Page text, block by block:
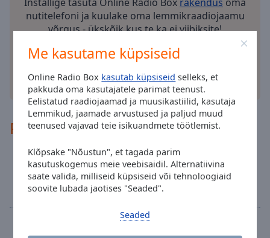
Me kasutame küpsiseid
Online Radio Box kasutab küpsiseid selleks, et
pakkuda oma kasutajatele parimat teenust.
Eelistatud raadiojaamad ja muusikastiilid, kasutaja
Lemmikud, jaamade arvustused ja paljud muud
teenused vajavad teie isikuandmete töötlemist.
Klõpsake "Nõustun", et tagada parim
kasutuskogemus meie veebisaidil. Alternatiivina
saate valida, milliseid küpsiseid või tehnoloogiaid
soovite lubada jaotises "Seaded".
Seaded
close
window.
Opacity
Background
nutitelefoni ja kuulake oma lemmikraadiojaamu
võrgus - ükskõik kus te ka ei viibiksite!
muud valikud
Programm
22:00
Tidernas bästa rockklassiker!
Vi spelar rock dygnet runt med allt det bästa
från 70, 80 och 90 talen. Vi kallar det tidernas
bästa rockklassiker!